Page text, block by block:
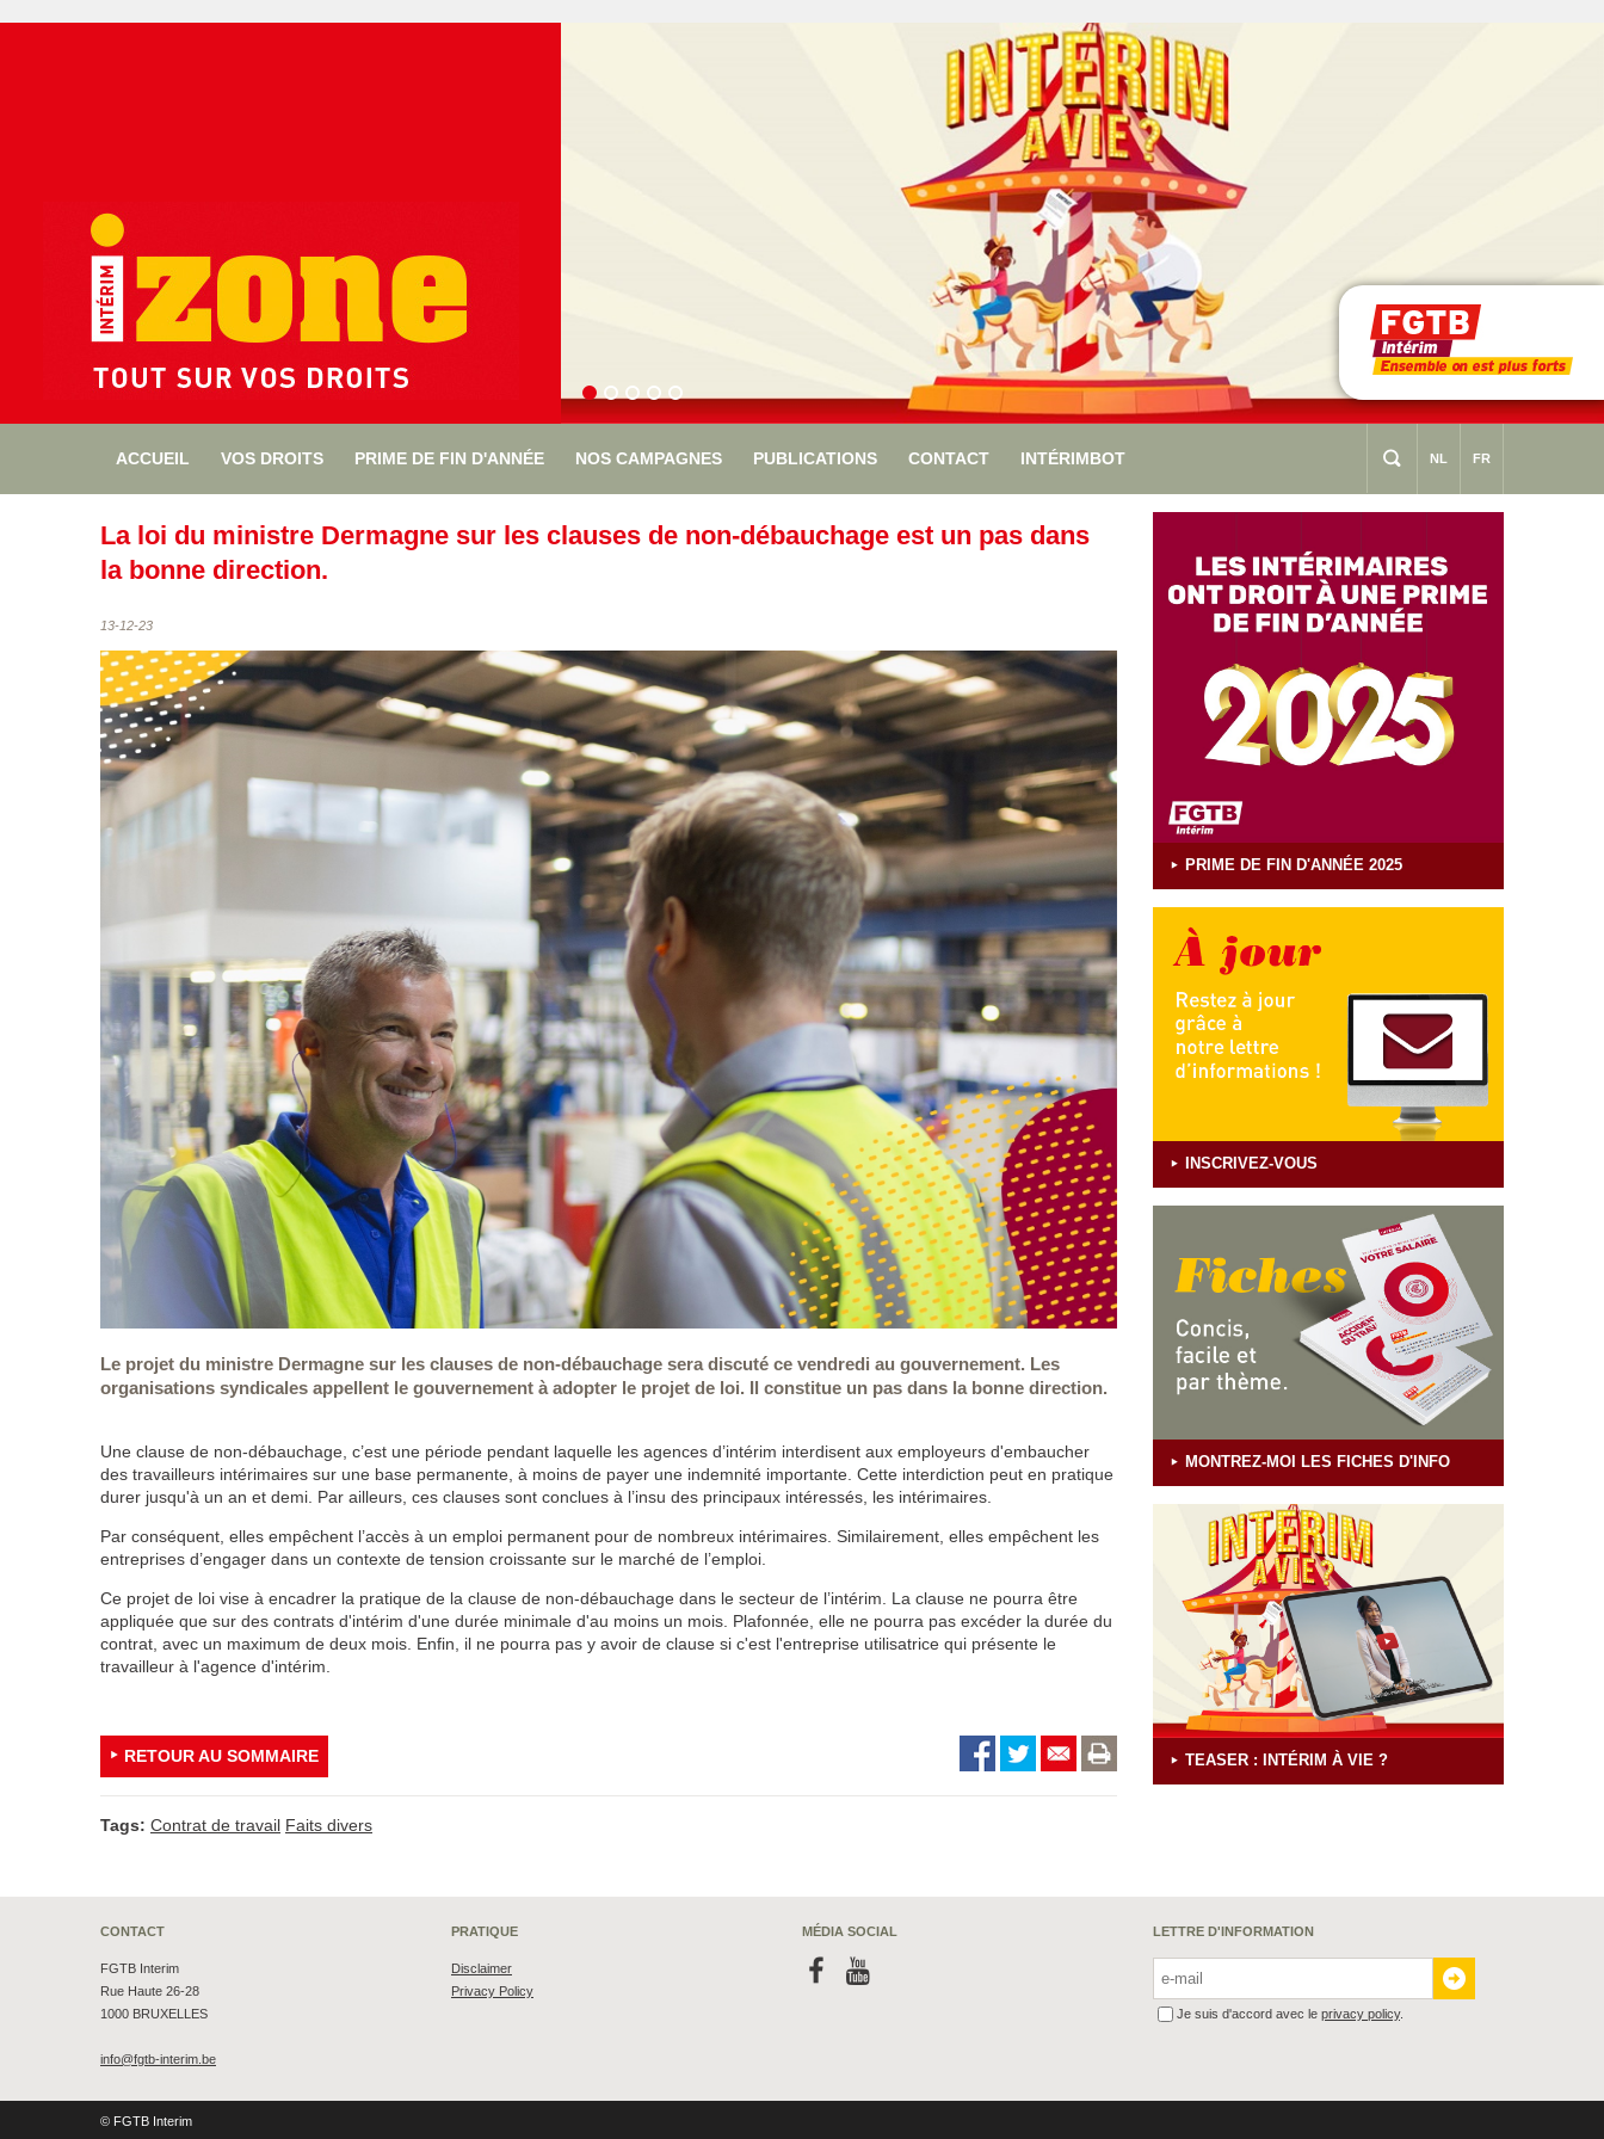
ACCUEIL VOS DROITS PRIME DE FIN D'ANNÉE NOS CAMPAGNES PUBLICATIONS CONTACT INTÉRIMBOT s NL FR
La loi du ministre Dermagne sur les clauses de non-débauchage est un pas dans
la bonne direction.
13-12-23
Le projet du ministre Dermagne sur les clauses de non-débauchage sera discuté ce vendredi au gouvernement. Les
organisations syndicales appellent le gouvernement à adopter le projet de loi. Il constitue un pas dans la bonne direction.
Une clause de non-débauchage, c’est une période pendant laquelle les agences d’intérim interdisent aux employeurs d'embaucher
des travailleurs intérimaires sur une base permanente, à moins de payer une indemnité importante. Cette interdiction peut en pratique
durer jusqu'à un an et demi. Par ailleurs, ces clauses sont conclues à l’insu des principaux intéressés, les intérimaires.
Par conséquent, elles empêchent l’accès à un emploi permanent pour de nombreux intérimaires. Similairement, elles empêchent les
entreprises d’engager dans un contexte de tension croissante sur le marché de l’emploi.
Ce projet de loi vise à encadrer la pratique de la clause de non-débauchage dans le secteur de l’intérim. La clause ne pourra être
appliquée que sur des contrats d'intérim d'une durée minimale d'au moins un mois. Plafonnée, elle ne pourra pas excéder la durée du
contrat, avec un maximum de deux mois. Enfin, il ne pourra pas y avoir de clause si c'est l'entreprise utilisatrice qui présente le
travailleur à l'agence d'intérim.
RETOUR AU SOMMAIRE
Tags: Contrat de travail Faits divers
PRIME DE FIN D'ANNÉE 2025
INSCRIVEZ-VOUS
MONTREZ-MOI LES FICHES D'INFO
TEASER : INTÉRIM À VIE ?
CONTACT
FGTB Interim
Rue Haute 26-28
1000 BRUXELLES
info@fgtb-interim.be
PRATIQUE
Disclaimer
Privacy Policy
MÉDIA SOCIAL
f y
LETTRE D'INFORMATION
Je suis d'accord avec le privacy policy.
© FGTB Interim